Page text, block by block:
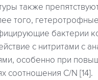
также
того, гетеротрофные
бактерии
с нитритами с
особенно при
соотношения C/N [14].